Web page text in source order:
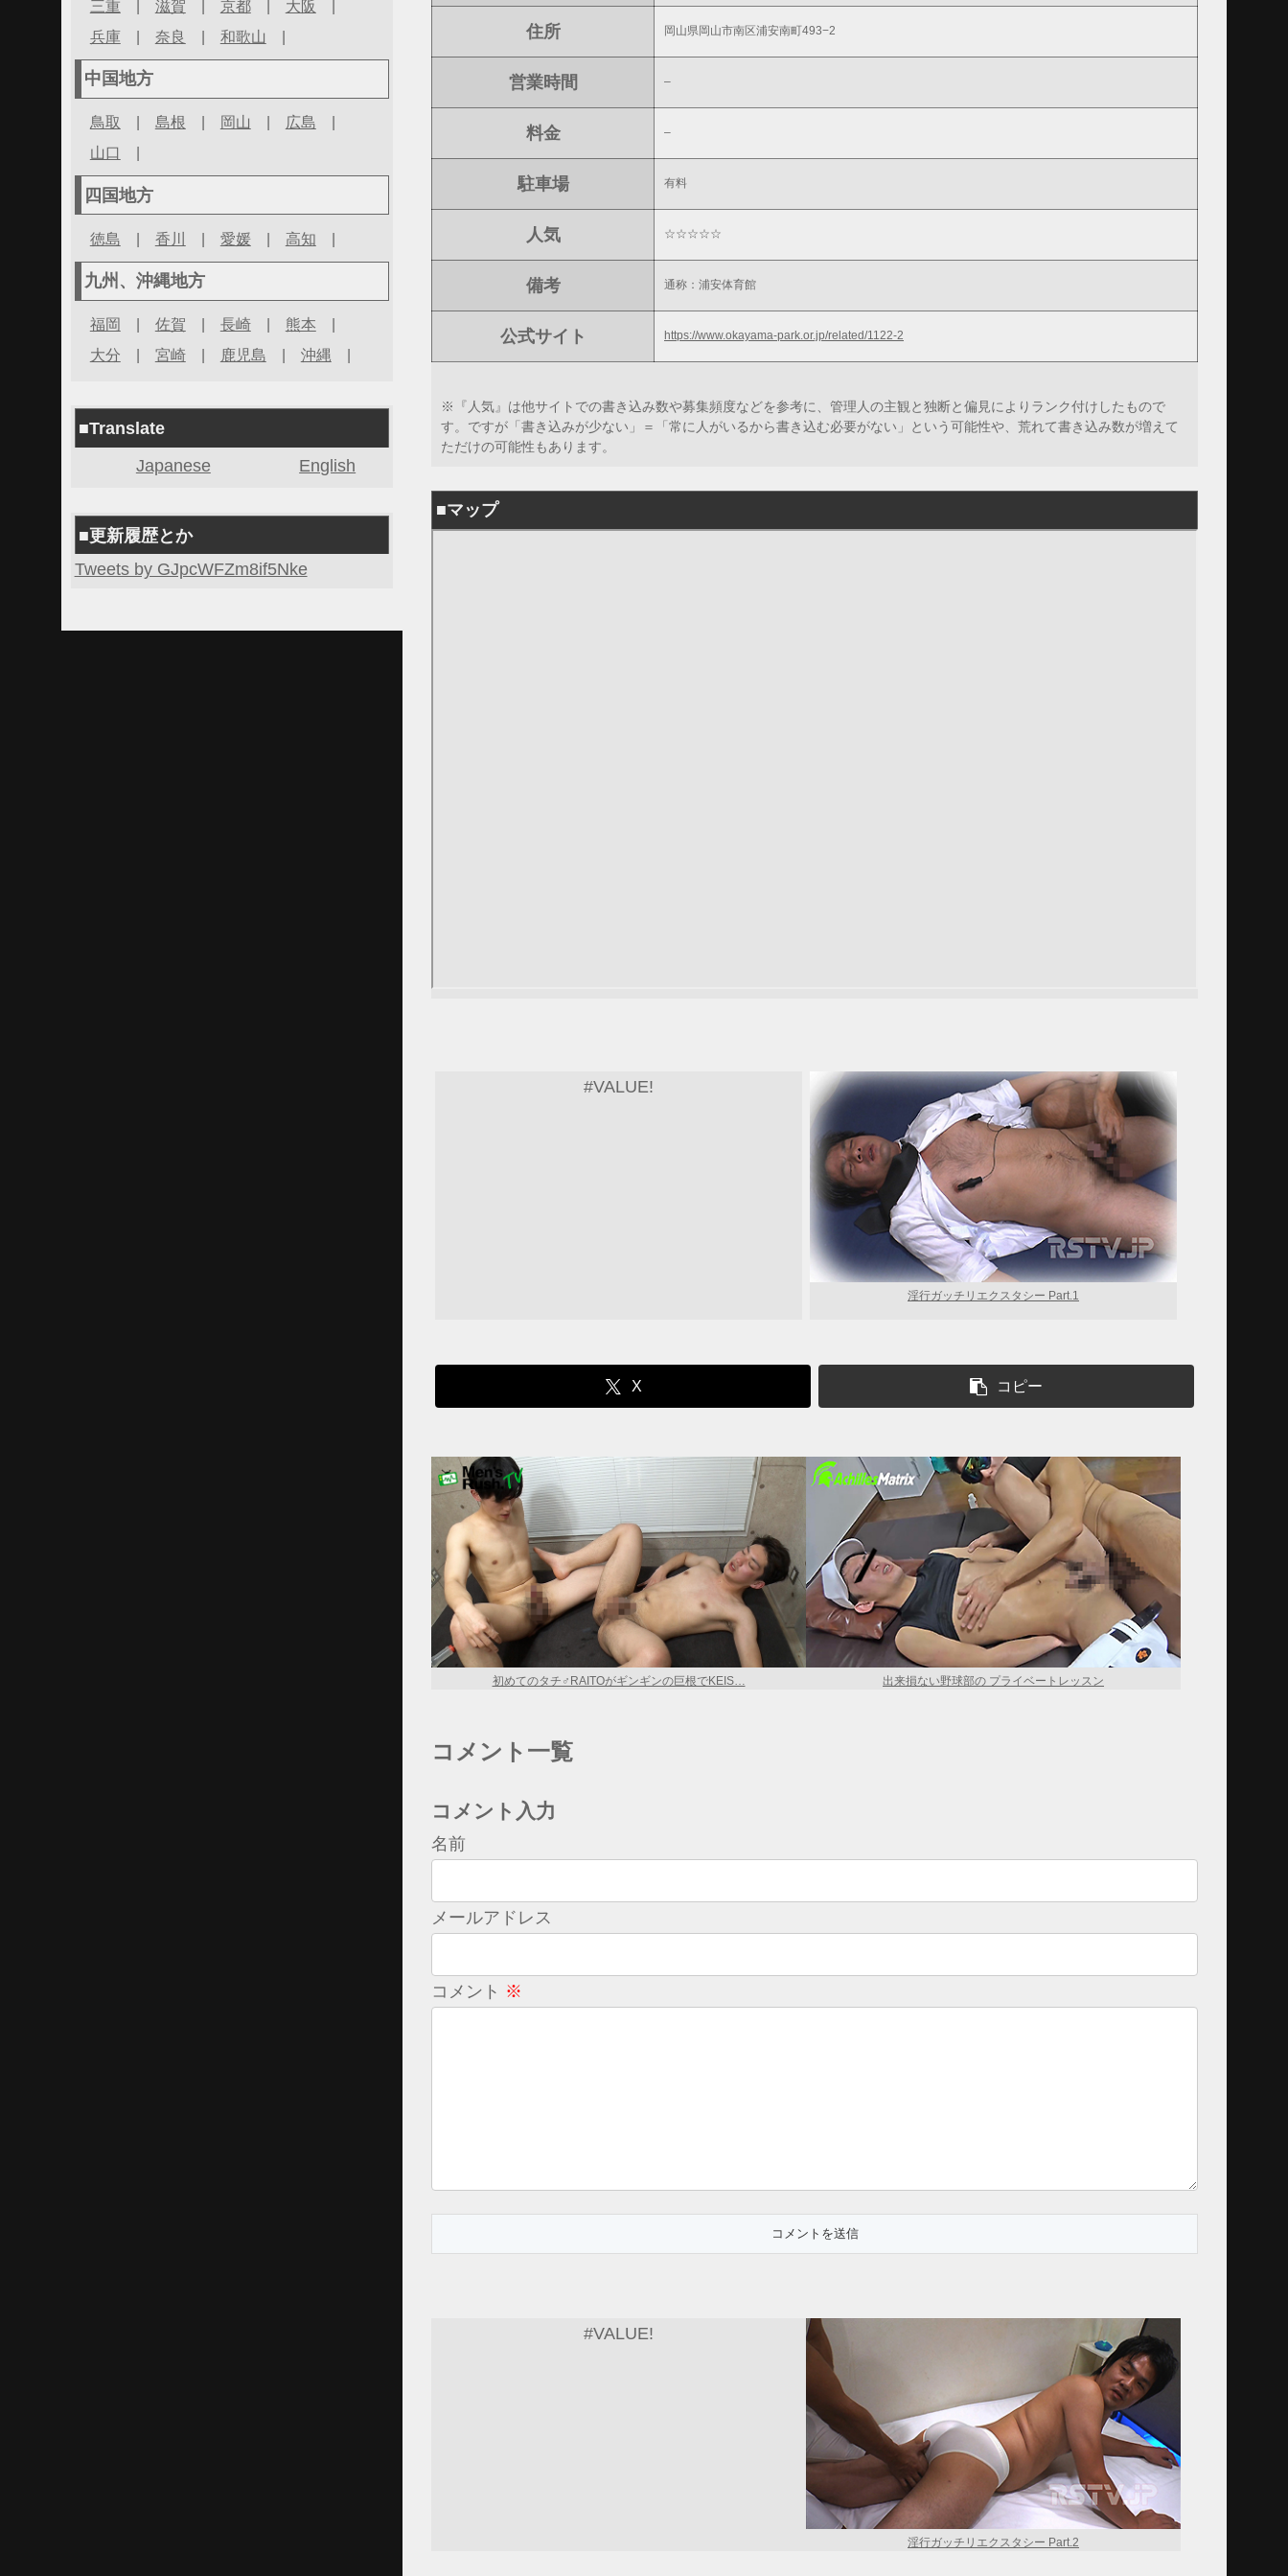
住所 岡山県岡山市南区浦安南町493−2
営業時間 –
料金 –
駐車場 有料
人気 ☆☆☆☆☆
備考 通称：浦安体育館
公式サイト https://www.okayama-park.or.jp/related/1122-2
※『人気』は他サイトでの書き込み数や募集頻度などを参考に、管理人の主観と独断と偏見によりランク付けしたもので
す。ですが「書き込みが少ない」＝「常に人がいるから書き込む必要がない」という可能性や、荒れて書き込み数が増えて
ただけの可能性もあります。
■マップ
#VALUE!
淫行ガッチリエクスタシー Part.1
X コピー
初めてのタチ♂RAITOがギンギンの巨根でKEIS… 出来損ない野球部の プライベートレッスン
コメント一覧
コメント入力
名前
メールアドレス
コメント ※
#VALUE!
淫行ガッチリエクスタシー Part.2
三重 滋賀 京都| 大阪
兵庫| 奈良 | 和歌山 |
中国地方
鳥取 | 島根 | 岡山 | 広島 |
山口 |
四国地方
徳島 | 香川 | 愛媛| 高知 |
九州、沖縄地方
福岡 | 佐賀 | 長崎| 熊本 |
大分 | 宮崎| 鹿児島 | 沖縄 |
■Translate
Japanese
English
■更新履歴とか
Tweets by GJpcWFZm8if5Nke